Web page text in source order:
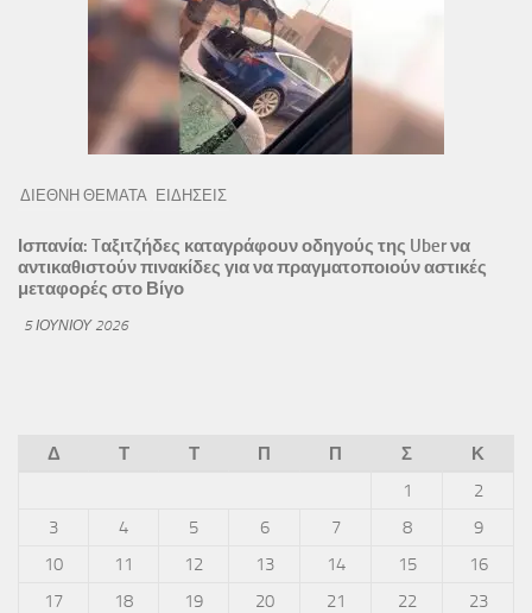
ΔΙΕΘΝΗ ΘΕΜΑΤΑ ΕΙΔΗΣΕΙΣ
Ισπανία: Tαξιτζήδες καταγράφουν οδηγούς της Uber να
αντικαθιστούν πινακίδες για να πραγματοποιούν αστικές
μεταφορές στο Βίγο
5 ΙΟΥΝΊΟΥ 2026
Δ Τ Τ Π Π Σ
Κ
1
2
3
4 5 6 7 8
9
10
11 12 13 14 15
16
17
18 19 20 21 22
23